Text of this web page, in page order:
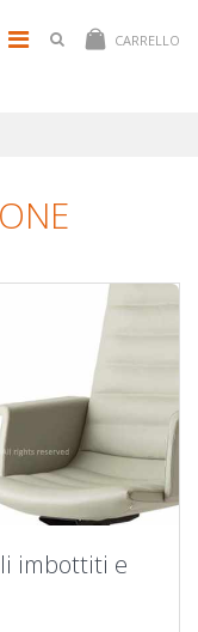
CARRELLO
imbottiti e